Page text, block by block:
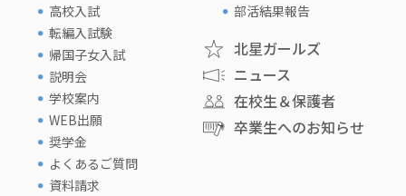
高校入試
転編入試験
帰国子女入試
説明会
学校案内
WEB出願
奨学金
よくあるご質問
資料請求
部活結果報告
北星ガールズ
ニュース
在校生＆保護者
卒業生へのお知らせ